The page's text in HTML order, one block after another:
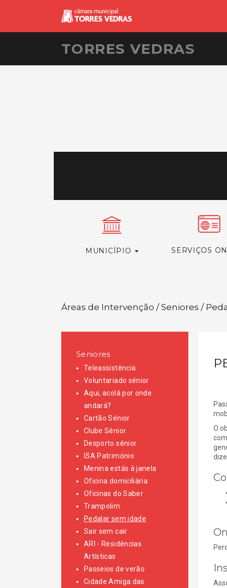
TORRES VEDRAS
MUNICÍPIO SERVIÇOS
Áreas de Intervenção / Seniores /
Seniores
Teleassistência
Voluntariado sénior
Aqui, acolá por onde
andará?
Cartão Sénior
Clube Sénior
Desporto sénior
ISA Património
Menina estás à janela
Oficina domiciliária
Oficinas do Saber
Trampolim
Pedalar sem idade
Sair sem cair
ARI - Residências
Artísticas
Passeios de verão
Cidade Amiga das
O